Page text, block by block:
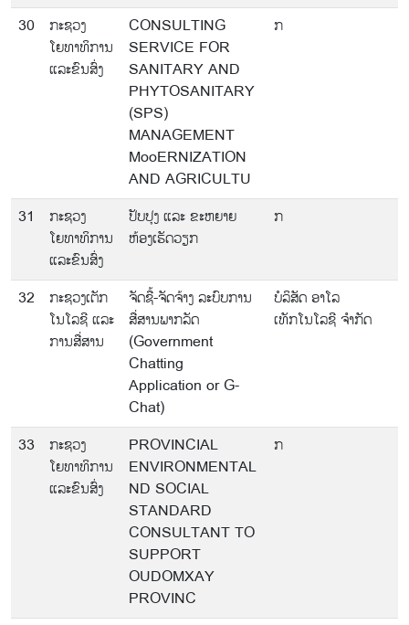
30
ກະຊວງ
ໂຍທາທິການ
ແລະຂົນສົ່ງ
CONSULTING
SERVICE FOR
SANITARY AND
PHYTOSANITARY
(SPS)
MANAGEMENT
MooERNIZATION
AND AGRICULTU
ກ
31
ກະຊວງ
ໂຍທາທິການ
ແລະຂົນສົ່ງ
ປັບປຸງ ແລະ ຂະຫຍາຍ
ຫ້ອງເຮັດວຽກ
ກ
32
ກະຊວງເຕັກ
ໂນໂລຊີ ແລະ
ການສື່ສານ
ຈັດຊື້-ຈັດຈ້າງ ລະບົບການ
ສື່ສານພາກລັດ
(Government
Chatting
Application or G-
Chat)
ບໍລິສັດ ອາໂລ
ເທັກໂນໂລຊີ ຈຳກັດ
33
ກະຊວງ
ໂຍທາທິການ
ແລະຂົນສົ່ງ
PROVINCIAL
ENVIRONMENTAL
ND SOCIAL
STANDARD
CONSULTANT TO
SUPPORT
OUDOMXAY
PROVINC
ກ